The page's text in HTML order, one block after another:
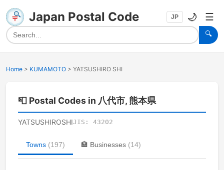
Japan Postal Code
🔍
JP 🌙 ☰
Home > KUMAMOTO > YATSUSHIRO SHI
📮 Postal Codes in 八代市, 熊本県
YATSUSHIROSHIJIS: 43202
Towns (197) 🏣 Businesses (14)